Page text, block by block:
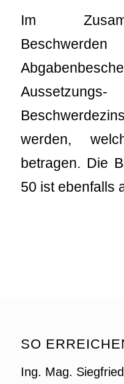
Im
werden,
betragen. Die
50 ist ebenfalls
SO
Ing. Mag.